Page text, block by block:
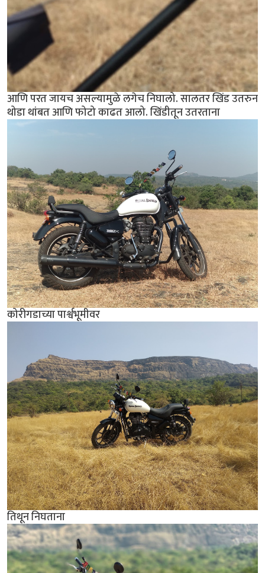
आणि परत जायच असल्यामुळे लगेच निघालो. सालतर खिंड उतरुन
थोडा थांबत आणि फोटो काढत आलो. खिंडीतून उतरताना
कोरीगडाच्या पार्श्वभूमीवर
तिथून निघताना